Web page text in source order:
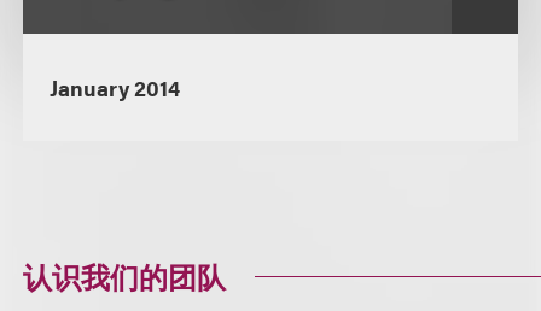
January 2014
认识我们的团队